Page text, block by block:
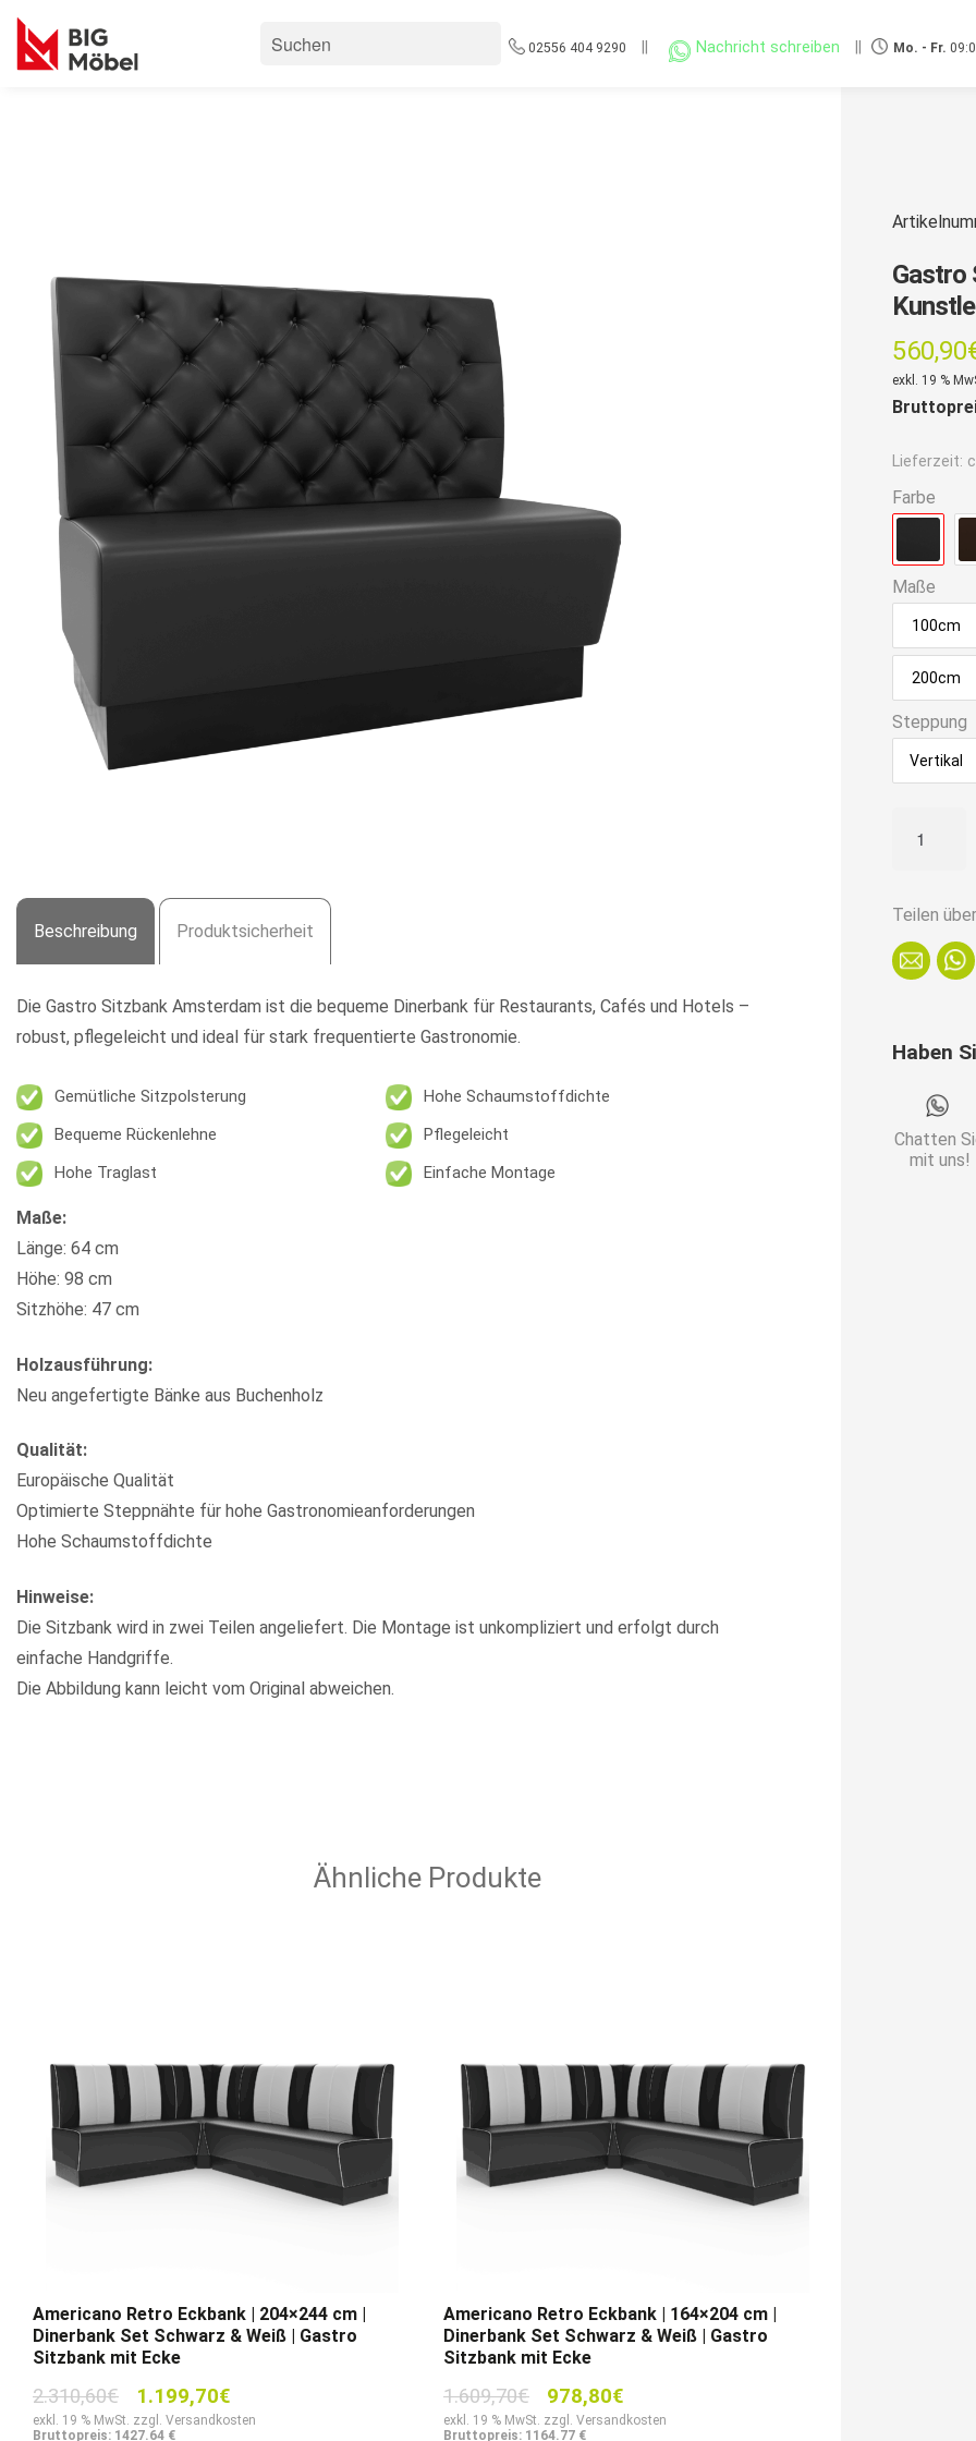
02556 404 9290 Nachricht schreiben Mo. - Fr.
Beschreibung Produktsicherheit
Die Gastro Sitzbank Amsterdam ist die bequeme Dinerbank für Restaurants, Cafés und Hotels –
robust, pflegeleicht und ideal für stark frequentierte Gastronomie.
Gemütliche Sitzpolsterung
Hohe Schaumstoffdichte
Bequeme Rückenlehne
Pflegeleicht
Hohe Traglast
Einfache Montage
Maße:
Länge: 64 cm
Höhe: 98 cm
Sitzhöhe: 47 cm
Holzausführung:
Neu angefertigte Bänke aus Buchenholz
Qualität:
Europäische Qualität
Optimierte Steppnähte für hohe Gastronomieanforderungen
Hohe Schaumstoffdichte
Hinweise:
Die Sitzbank wird in zwei Teilen angeliefert. Die Montage ist unkompliziert und erfolgt durch
einfache Handgriffe.
Die Abbildung kann leicht vom Original abweichen.
Ähnliche Produkte
Americano Retro Eckbank | 204×244 cm |
Dinerbank Set Schwarz & Weiß | Gastro
Sitzbank mit Ecke
2.310,60€
Ursprünglicher
Preis
1.199,70€
Preis
exkl. 19 % MwSt. zzgl. Versandkosten
Bruttopreis: 1427.64 €
Americano Retro Eckbank | 164×204 cm |
Dinerbank Set Schwarz & Weiß | Gastro
Sitzbank mit Ecke
1.609,70€
Ursprünglicher
Preis
978,80€
Preis
exkl. 19 % MwSt. zzgl. Versandkosten
Bruttopreis: 1164.77 €
Gastro
560,90
exkl. 19 %
Lieferzeit:
Farbe
Maße
100cm
200cm
Steppung
Vertikal
Sitzbank
|
140
cm
Kunstleder
Schwarz
Teilen über
Haben
Chatten
mit uns!